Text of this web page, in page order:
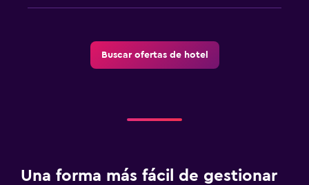
Buscar ofertas de hotel
Una forma más fácil de gestionar